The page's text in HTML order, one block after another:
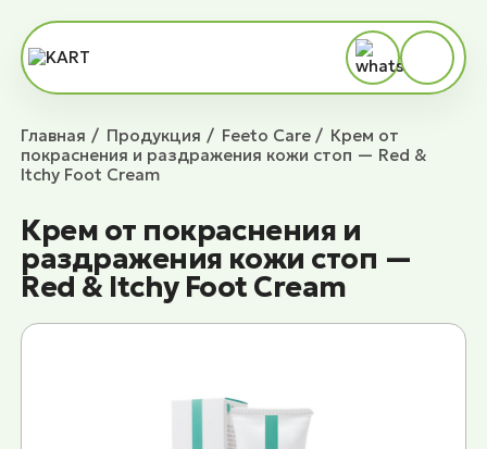
Главная Продукция Feeto Сare
Крем от
покраснения и раздражения кожи стоп — Red &
Itchy Foot Cream
Крем от покраснения и
раздражения кожи стоп —
Red & Itchy Foot Cream